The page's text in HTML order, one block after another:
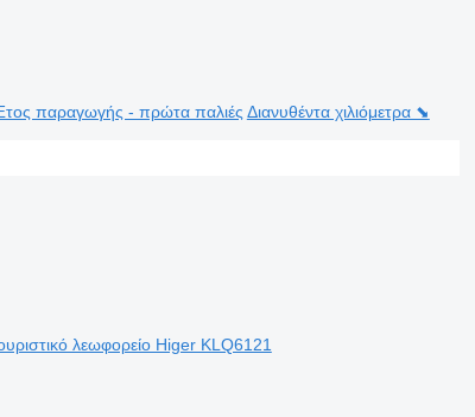
παραγωγής - πρώτα παλιές Διανυθέντα χιλιόμετρα ⬊
λεωφορείο Higer KLQ6121